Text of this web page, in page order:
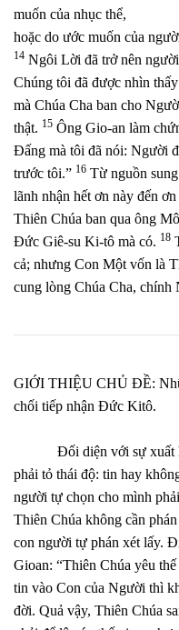
muốn của nhục thể,
hoặc do ước muốn của
14 Ngôi Lời đã trở nên
Chúng tôi đã được nhìn
mà Chúa Cha ban cho
thật. 15 Ông Gio-an làm
Đấng mà tôi đã nói: Người
trước tôi.” 16 Từ nguồn
lãnh nhận hết ơn này đến ơn
Thiên Chúa ban qua ông
Đức Giê-su Ki-tô mà có. 18
cả; nhưng Con Một vốn là
cung lòng Chúa Cha, chính
GIỚI THIỆU CHỦ ĐỀ:
chối tiếp nhận Đức Kitô.
Đối diện với sự xuất
phải tỏ thái độ: tin hay
người tự chọn cho mình
Thiên Chúa không cần
con người tự phán xét lấy.
Gioan: “Thiên Chúa yêu
tin vào Con của Người thì
đời. Quả vậy, Thiên Chúa